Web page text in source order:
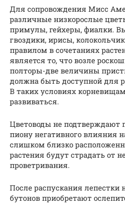
Для сопровождения Мисс
различные низкорослые
примулы, гейхеры, фиалки.
гвоздики, ирисы,
правилом в сочетаниях
является то, что возле
полторы-две величины
должна быть доступной для
В таких условиях
развиваться.
Цветоводы не подтверждают
пиону негативного влияния
слишком близко
растения будут страдать от
проветривания.
После распускания лепестки
бутонов приобретают